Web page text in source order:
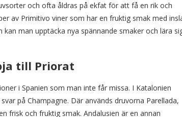
och ofta åldras på ekfat för att få en rik och
av Primitivo viner som har en fruktig smak med
man upptäcka nya spännande smaker och lära
till Priorat
i Spanien som man inte får missa. I Katalonien
på Champagne. Där används druvorna Parellada,
frisk och fruktig smak. Andalusien är en annan